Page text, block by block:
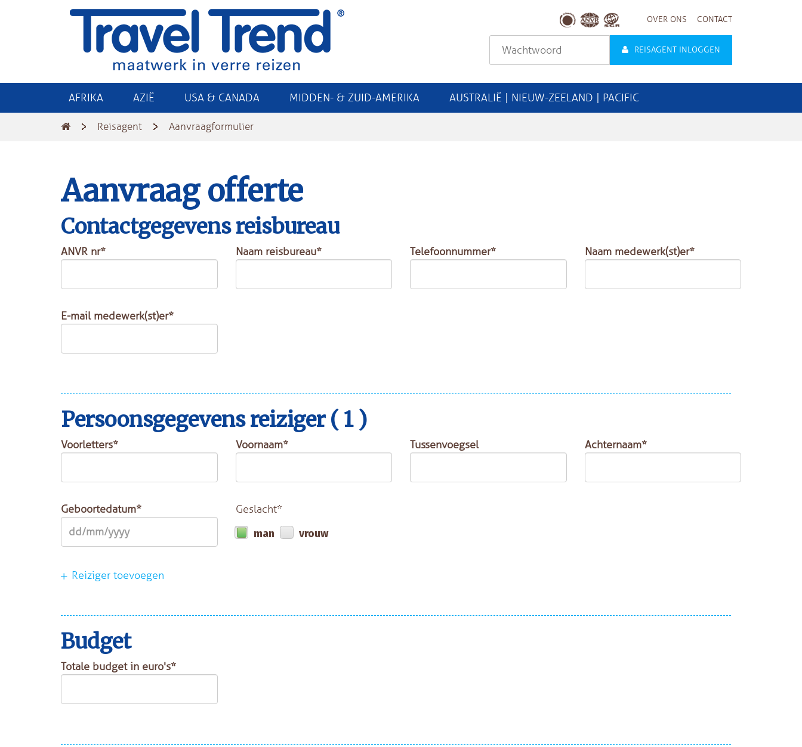
OVER ONS CONTACT
REISAGENT INLOGGEN
AFRIKA AZIË USA & CANADA MIDDEN- & ZUID-AMERIKA AUSTRALIË | NIEUW-ZEELAND | PACIFIC
Reisagent Aanvraagformulier
Aanvraag offerte
Contactgegevens reisbureau
ANVR nr* Naam reisbureau* Telefoonnummer* Naam medewerk(st)er*
E-mail medewerk(st)er*
Persoonsgegevens reiziger ( 1 )
Voorletters* Voornaam* Tussenvoegsel Achternaam*
Geboortedatum*
Geslacht*
man
vrouw
Reiziger toevoegen
Budget
Totale budget in euro's*